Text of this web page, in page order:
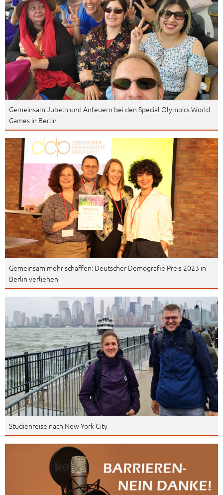
Gemeinsam Jubeln und Anfeuern bei den Special Olympics World
Games in Berlin
Gemeinsam mehr schaffen: Deutscher Demografie Preis 2023 in
Berlin verliehen
Studienreise nach New York City